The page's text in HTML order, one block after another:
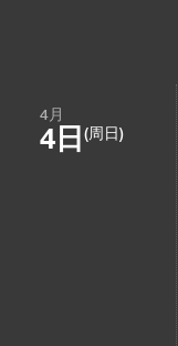
4月
4日 (周日)